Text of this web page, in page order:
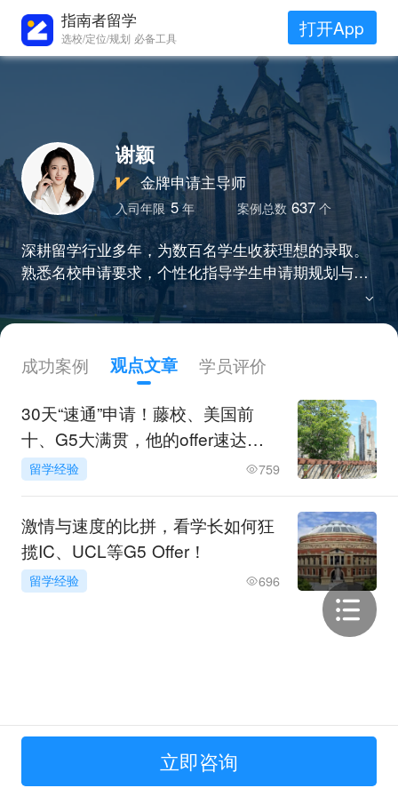
指南者留学
选校/定位/规划 必备工具 打开App
谢颖
金牌申请主导师
入司年限 5年 案例总数 637 个
深耕留学行业多年，为数百名学生收获理想的录取。
熟悉名校申请要求，个性化指导学生申请期规划与申
请材料完善。斩获宾大、JHU、杜克、哥大、康奈尔
等美国TOP院校，以及港新英主流留学地区剑桥、新
成功案例 观点文章 学员评价
30天“速通”申请！藤校、美国前
十、G5大满贯，他的offer速达秘
诀是……
留学经验 759
激情与速度的比拼，看学长如何狂
揽IC、UCL等G5 Offer！
留学经验 696
立即咨询